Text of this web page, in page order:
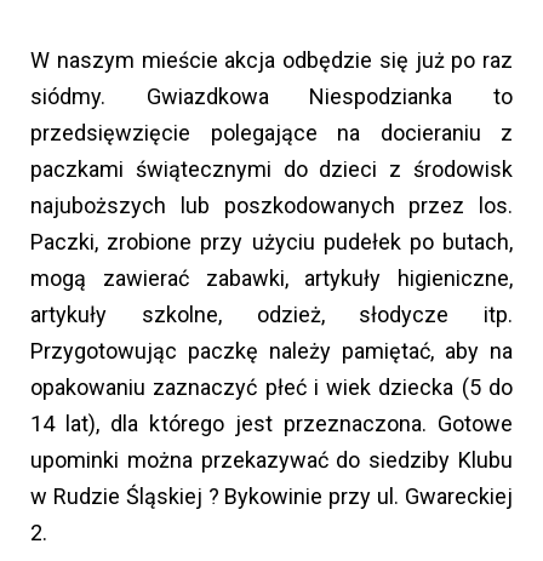
W naszym mieście akcja odbędzie się już po raz
siódmy. Gwiazdkowa Niespodzianka to
przedsięwzięcie polegające na docieraniu z
paczkami świątecznymi do dzieci z środowisk
najuboższych lub poszkodowanych przez los.
Paczki, zrobione przy użyciu pudełek po butach,
mogą zawierać zabawki, artykuły higieniczne,
artykuły szkolne, odzież, słodycze itp.
Przygotowując paczkę należy pamiętać, aby na
opakowaniu zaznaczyć płeć i wiek dziecka (5 do
14 lat), dla którego jest przeznaczona. Gotowe
upominki można przekazywać do siedziby Klubu
w Rudzie Śląskiej ? Bykowinie przy ul. Gwareckiej
2.